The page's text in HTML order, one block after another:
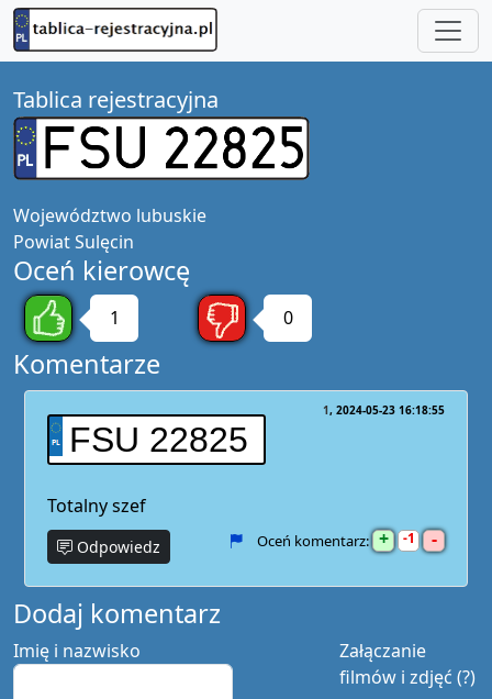
Tablica rejestracyjna
Województwo lubuskie
PowiatSulęcin
Oceń kierowcę
1 0
Komentarze
FSU 22825
1 2024-05-23 16:18:55
Totalny szef
Odpowiedz Oceń komentarz: + 1 -
Dodaj komentarz
Załączanie
filmów i zdjęć (?)
Imię i nazwisko